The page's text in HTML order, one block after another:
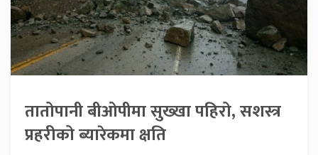
तातोपानी बीओपीमा सुख्खा पहिरो, सशस्त्र
प्रहरीको ब्यारेकमा क्षति